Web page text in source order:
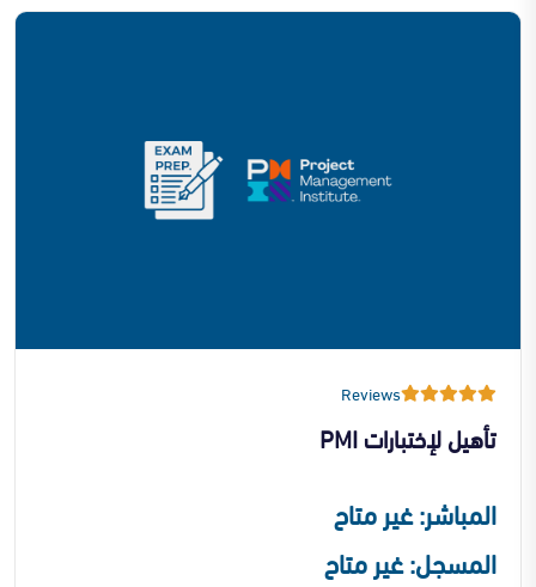
Reviews
تأهيل لإختبارات PMI
المباشر: غير متاح
المسجل: غير متاح